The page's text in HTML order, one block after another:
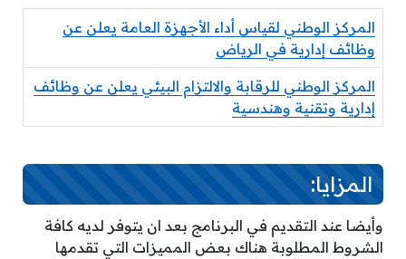
المركز الوطني لقياس أداء الأجهزة العامة يعلن عن
وظائف إدارية في الرياض
المركز الوطني للرقابة والالتزام البيئي يعلن عن وظائف
إدارية وتقنية وهندسية
المزايا:
وأيضا عند التقديم في البرنامج بعد ان يتوفر لديه كافة
الشروط المطلوبة هناك بعض المميزات التي تقدمها